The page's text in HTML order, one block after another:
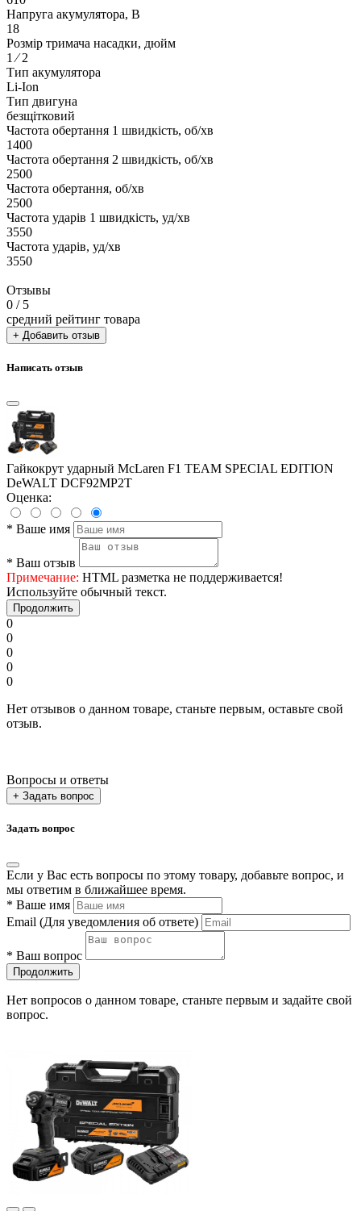
Напруга акумулятора, В
18
Розмір тримача насадки, дюйм
1 ⁄ 2
Тип акумулятора
Li-Ion
Тип двигуна
безщітковий
Частота обертання 1 швидкість, об/хв
1400
Частота обертання 2 швидкість, об/хв
2500
Частота обертання, об/хв
2500
Частота ударів 1 швидкість, уд/хв
3550
Частота ударів, уд/хв
3550
Отзывы
0 / 5
средний рейтинг товара
+ Добавить отзыв
Написать отзыв
Гайкокрут ударный McLaren F1 TEAM SPECIAL EDITION
DeWALT DCF92MP2T
Оценка:
* Ваше имя
* Ваш отзыв
Примечание: HTML разметка не поддерживается!
Используйте обычный текст.
Продолжить
0
0
0
0
0
Нет отзывов о данном товаре, станьте первым, оставьте свой
отзыв.
Вопросы и ответы
+ Задать вопрос
Задать вопрос
Если у Вас есть вопросы по этому товару, добавьте вопрос, и
мы ответим в ближайшее время.
* Ваше имя
Email (Для уведомления об ответе)
* Ваш вопрос
Продолжить
Нет вопросов о данном товаре, станьте первым и задайте свой
вопрос.